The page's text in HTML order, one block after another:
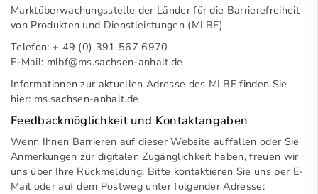
Marktüberwachungsstelle der Länder für die Barrierefreiheit
von Produkten und Dienstleistungen (MLBF)
Telefon: + 49 (0) 391 567 6970
E-Mail: mlbf@ms.sachsen-anhalt.de
Informationen zur aktuellen Adresse des MLBF finden Sie
hier: ms.sachsen-anhalt.de
Feedbackmöglichkeit und Kontaktangaben
Wenn Ihnen Barrieren auf dieser Website auffallen oder Sie
Anmerkungen zur digitalen Zugänglichkeit haben, freuen wir
uns über Ihre Rückmeldung. Bitte kontaktieren Sie uns per E-
Mail oder auf dem Postweg unter folgender Adresse: